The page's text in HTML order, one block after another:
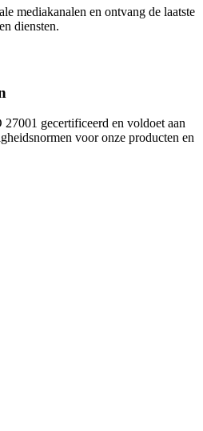
mediakanalen en ontvang de laatste
diensten.
gecertificeerd en voldoet aan
voor onze producten en